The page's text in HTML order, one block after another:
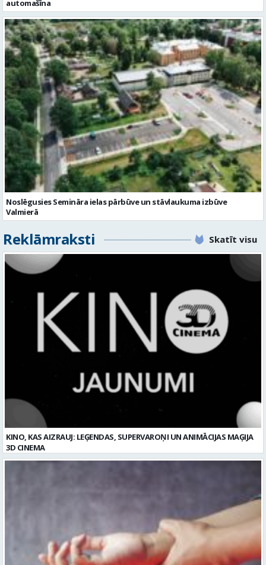
Noslēgusies Semināra ielas pārbūve un stāvlaukuma izbūve
Valmierā
Reklāmraksti Skatīt visu